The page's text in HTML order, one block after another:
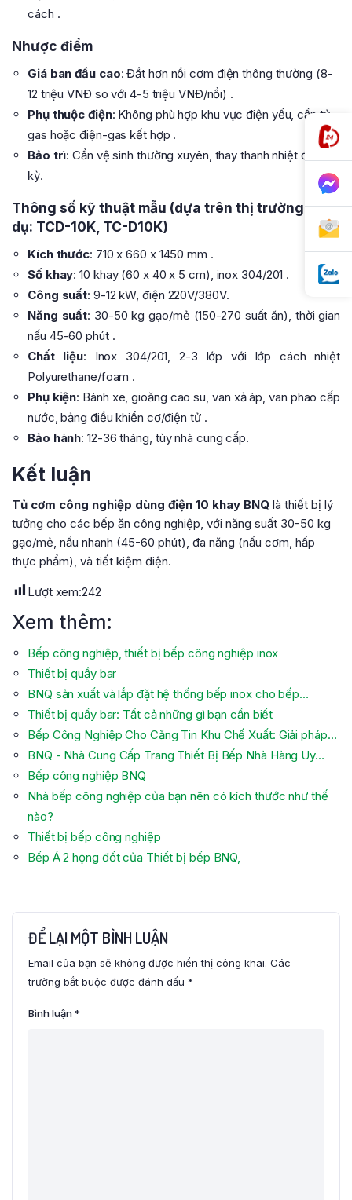
cách .
Nhược điểm
Giá ban đầu cao: Đắt hơn nồi cơm điện thông thường (8-
12 triệu VNĐ so với 4-5 triệu VNĐ/nồi) .
Phụ thuộc điện: Không phù hợp khu vực điện yếu, cần tủ
gas hoặc điện-gas kết hợp .
Bảo trì: Cần vệ sinh thường xuyên, thay thanh nhiệt định
kỳ.
Thông số kỹ thuật mẫu (dựa trên thị trường, ví
dụ: TCD-10K, TC-D10K)
Kích thước: 710 x 660 x 1450 mm .
Số khay: 10 khay (60 x 40 x 5 cm), inox 304/201 .
Công suất: 9-12 kW, điện 220V/380V.
Năng suất: 30-50 kg gạo/mẻ (150-270 suất ăn), thời gian
nấu 45-60 phút .
Chất liệu: Inox 304/201, 2-3 lớp với lớp cách nhiệt
Polyurethane/foam .
Phụ kiện: Bánh xe, gioăng cao su, van xả áp, van phao cấp
nước, bảng điều khiển cơ/điện tử .
Bảo hành: 12-36 tháng, tùy nhà cung cấp.
Kết luận
Tủ cơm công nghiệp dùng điện 10 khay BNQ là thiết bị lý
tưởng cho các bếp ăn công nghiệp, với năng suất 30-50 kg
gạo/mẻ, nấu nhanh (45-60 phút), đa năng (nấu cơm, hấp
thực phẩm), và tiết kiệm điện.
Lượt xem:242
Xem thêm:
Bếp công nghiệp, thiết bị bếp công nghiệp inox
Thiết bị quầy bar
BNQ sản xuất và lắp đặt hệ thống bếp inox cho bếp…
Thiết bị quầy bar: Tất cả những gì bạn cần biết
Bếp Công Nghiệp Cho Căng Tin Khu Chế Xuất: Giải pháp…
BNQ - Nhà Cung Cấp Trang Thiết Bị Bếp Nhà Hàng Uy…
Bếp công nghiệp BNQ
Nhà bếp công nghiệp của bạn nên có kích thước như thế
nào?
Thiết bị bếp công nghiệp
Bếp Á 2 họng đốt của Thiết bị bếp BNQ,
ĐỂ LẠI MỘT BÌNH LUẬN
Email của bạn sẽ không được hiển thị công khai. Các
trường bắt buộc được đánh dấu *
Bình luận*